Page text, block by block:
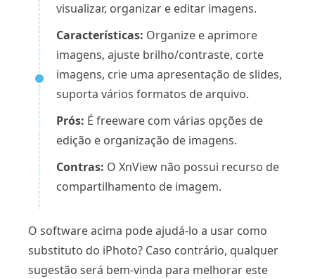
visualizar, organizar e editar imagens.
Características: Organize e aprimore
imagens, ajuste brilho/contraste, corte
imagens, crie uma apresentação de slides,
suporta vários formatos de arquivo.
Prós: É freeware com várias opções de
edição e organização de imagens.
Contras: O XnView não possui recurso de
compartilhamento de imagem.
O software acima pode ajudá-lo a usar como
substituto do iPhoto? Caso contrário, qualquer
sugestão será bem-vinda para melhorar este